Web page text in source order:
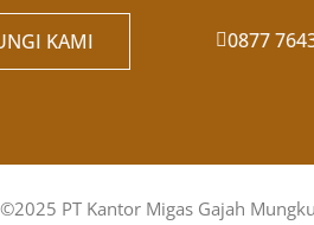
KAMI 0877
PT Kantor Migas Gajah